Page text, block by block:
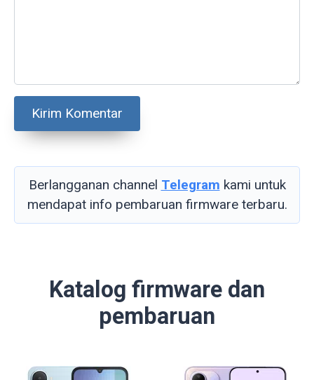
Berlangganan channel Telegram kami untuk
mendapat info pembaruan firmware terbaru.
Katalog firmware dan
pembaruan